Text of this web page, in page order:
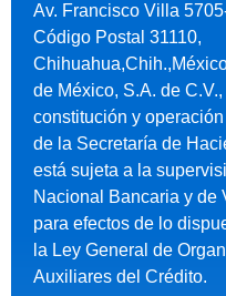
Av. Francisco Villa
Código Postal 31110,
de México, S.A. de C.V.,
constitución y
de la Secretaría de
está sujeta a la
Nacional Bancaria y de
para efectos de lo
la Ley General de
Auxiliares del Crédito.